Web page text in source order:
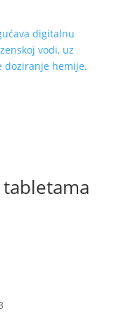
tabletama
143